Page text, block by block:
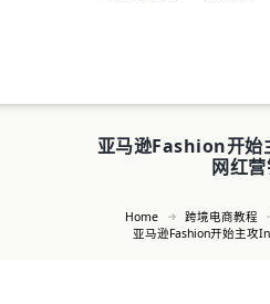
亚马逊Fashion开
网红
Home 跨境电商教程
亚马逊Fashion开始主攻